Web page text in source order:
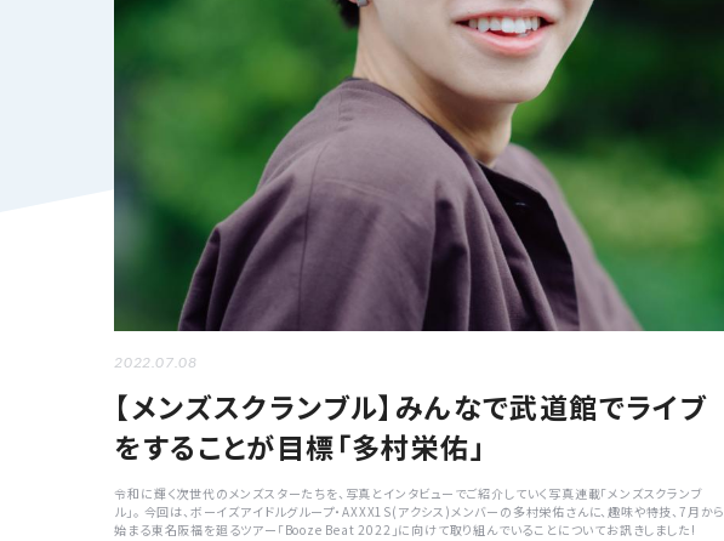
2022.07.08
【メンズスクランブル】みんなで武道館でライブ
をすることが目標「多村栄佑」
令和に輝く次世代のメンズスターたちを、写真とインタビューでご紹介していく写真連載「メンズスクランブ
ル」。 今回は、ボーイズアイドルグループ・AXXX1S(アクシス)メンバーの多村栄佑さんに、趣味や特技、7月から
始まる東名阪福を廻るツアー「Booze Beat 2022」に向けて取り組んでいることについてお訊きしました!